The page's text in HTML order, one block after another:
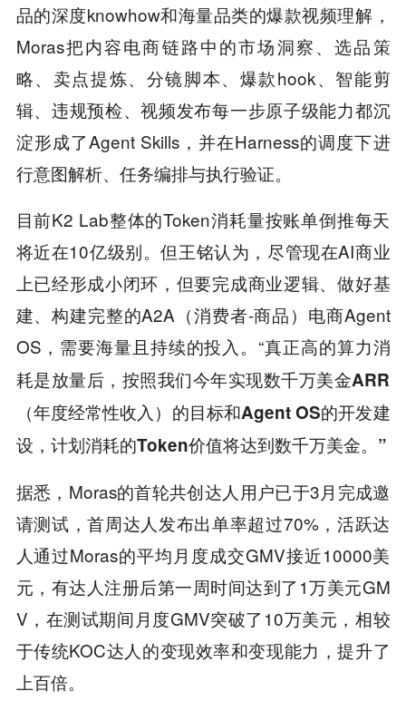
品的深度knowhow和海量品类的爆款视频理解，
Moras把内容电商链路中的市场洞察、选品策
略、卖点提炼、分镜脚本、爆款hook、智能剪
辑、违规预检、视频发布每一步原子级能力都沉
淀形成了Agent Skills，并在Harness的调度下进
行意图解析、任务编排与执行验证。
目前K2 Lab整体的Token消耗量按账单倒推每天
将近在10亿级别。但王铭认为，尽管现在AI商业
上已经形成小闭环，但要完成商业逻辑、做好基
建、构建完整的A2A（消费者-商品）电商Agent
OS，需要海量且持续的投入。“真正高的算力消
耗是放量后，按照我们今年实现数千万美金ARR
（年度经常性收入）的目标和Agent OS的开发建
设，计划消耗的Token价值将达到数千万美金。”
据悉，Moras的首轮共创达人用户已于3月完成邀
请测试，首周达人发布出单率超过70%，活跃达
人通过Moras的平均月度成交GMV接近10000美
元，有达人注册后第一周时间达到了1万美元GM
V，在测试期间月度GMV突破了10万美元，相较
于传统KOC达人的变现效率和变现能力，提升了
上百倍。